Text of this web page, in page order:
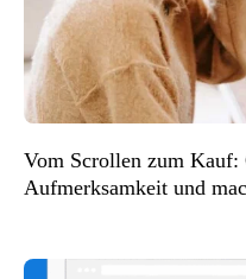
Vom Scrollen zum
Aufmerksamkeit und